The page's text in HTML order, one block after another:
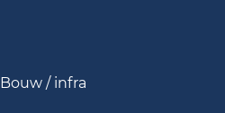
Bouw / infra